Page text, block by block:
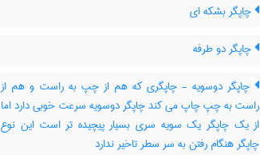
چاپگر بشکه ای
چاپگر دو طرفه
چاپگر دوسویه - چاپگری که هم از چپ به راست و هم از
راست به چپ چاپ می کند چاپگر دوسویه سرعت خوبی دارد اما
از یک چاپگر یک سویه سری بسیار پیچیده تر است این نوع
چاپگر هنگام رفتن به سر سطر تاخیر ندارد